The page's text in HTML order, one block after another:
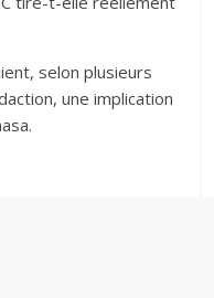
selon plusieurs
une implication